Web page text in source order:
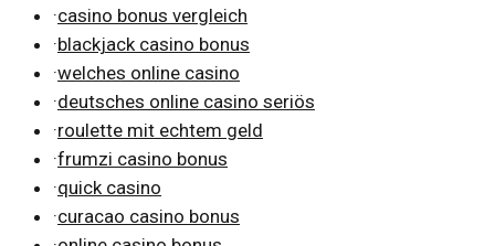
·casino bonus vergleich
·blackjack casino bonus
·welches online casino
·deutsches online casino seriös
·roulette mit echtem geld
·frumzi casino bonus
·quick casino
·curacao casino bonus